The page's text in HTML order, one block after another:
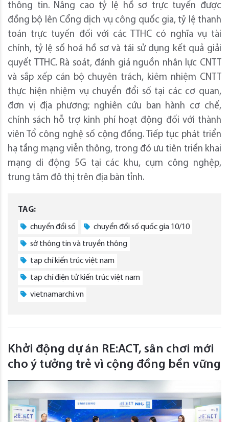
thông tin. Nâng cao tỷ lệ hồ sơ trực tuyến được
đồng bộ lên Cổng dịch vụ công quốc gia, tỷ lệ thanh
toán trực tuyến đối với các TTHC có nghĩa vụ tài
chính, tỷ lệ số hoá hồ sơ và tái sử dụng kết quả giải
quyết TTHC. Rà soát, đánh giá nguồn nhân lực CNTT
và sắp xếp cán bộ chuyên trách, kiêm nhiệm CNTT
thực hiện nhiệm vụ chuyển đổi số tại các cơ quan,
đơn vị địa phương; nghiên cứu ban hành cơ chế,
chính sách hỗ trợ kinh phí hoạt động đối với thành
viên Tổ công nghệ số cộng đồng. Tiếp tục phát triển
hạ tầng mạng viễn thông, trong đó ưu tiên triển khai
mạng di động 5G tại các khu, cụm công nghệp,
trung tâm đô thị trên địa bàn tỉnh.
TAG:
chuyển đổi số chuyển đổi số quốc gia 10/10
sở thông tin và truyền thông
tạp chí kiến trúc việt nam
tạp chí điện tử kiến trúc việt nam
vietnamarchi.vn
Khởi động dự án RE:ACT, sân chơi mới
cho ý tưởng trẻ vì cộng đồng bền vững